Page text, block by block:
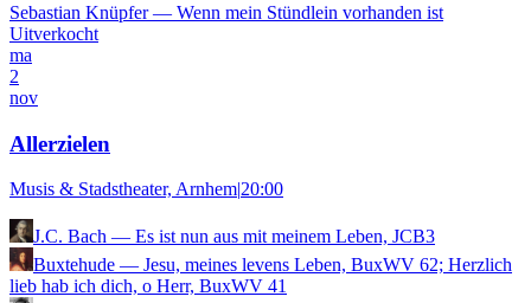
Sebastian Knüpfer— Wenn mein Stündlein vorhanden ist
Uitverkocht
ma
2
nov
Allerzielen
Musis & Stadstheater, Arnhem|20:00
J.C. Bach — Es ist nun aus mit meinem Leben, JCB3
Buxtehude — Jesu, meines levens Leben, BuxWV 62; Herzlich
lieb hab ich dich, o Herr, BuxWV 41